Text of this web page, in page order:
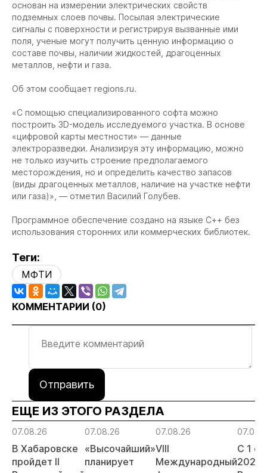
основан на измерении электрических свойств
подземных слоев почвы. Посылая электрические
сигналы с поверхности и регистрируя вызванные ими
поля, ученые могут получить ценную информацию о
составе почвы, наличии жидкостей, драгоценных
металлов, нефти и газа.
Об этом сообщает regions.ru.
«С помощью специализированного софта можно
построить 3D-модель исследуемого участка. В основе
«цифровой карты местности» — данные
электроразведки. Анализируя эту информацию, можно
не только изучить строение предполагаемого
месторождения, но и определить качество запасов
(виды драгоценных металлов, наличие на участке нефти
или газа)», — отметил Василий Голубев.
Программное обеспечение создано на языке С++ без
использования сторонних или коммерческих библиотек.
Теги:
МФТИ
КОММЕНТАРИИ (0)
Отправить
ЕЩЕ ИЗ ЭТОГО РАЗДЕЛА
07.08.26
В Хабаровске
пройдет II
07.08.26
«Высочайший»
планирует
07.08.26
VIII
Международный
С 1
2026